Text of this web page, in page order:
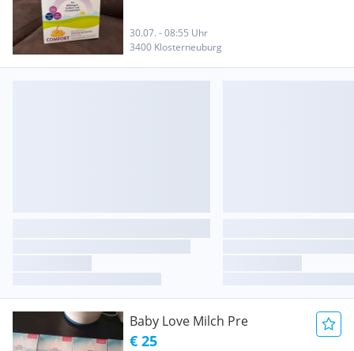
30.07. - 08:55 Uhr
3400 Klosterneuburg
Baby Love Milch Pre
€ 25